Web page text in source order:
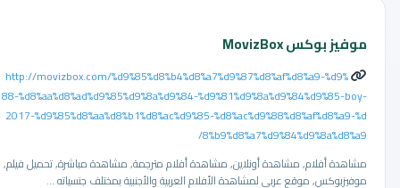
موفيز بوكس MovizBox
http://movizbox.com/%d9%85%d8%b4%d8%a7%d9%87%d8%af%d8%a9-%d9%
88-%d8%aa%d8%ad%d9%85%d9%8a%d9%84-%d9%81%d9%8a%d9%84%d9%85-boy-
2017-%d9%85%d8%aa%d8%b1%d8%ac%d9%85-%d8%ac%d9%88%d8%af%d8%a9-%d
8%b9%d8%a7%d9%84%d9%8a%d8%a9/
مشاهدة أفلام, مشاهدة أونلاين, مشاهدة أفلام مترجمة, مشاهدة مباشرة, تحميل فيلم,
موفيزبوكس, موقع عربي لمشاهدة الأفلام العربية والأجنبية بمختلف جنسياته ...